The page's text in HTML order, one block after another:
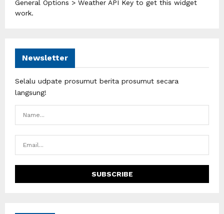
General Options > Weather API Key to get this widget
work.
Newsletter
Selalu udpate prosumut berita prosumut secara
langsung!